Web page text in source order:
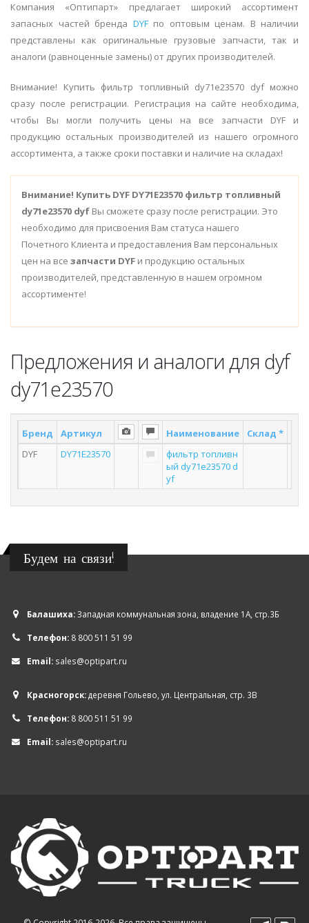
Компания «Оптипарт» предлагает широкий ассортимент
запасных частей бренда DYFпо оптовым ценам. В наличии
представлены как оригинальные грузовые запчасти, так и
аналоги (равноценные замены) от других производителей.
Внимание! Купить фильтр топливный dy71e23570 dyf можно
сразу после регистрации. Регистрация на сайте необходима,
чтобы Вы могли получить цены на все запчасти DYF и
продукцию остальных производителей из нашего огромного
ассортимента, а также сроки поставки и наличие на складах!
Внимание! Купить DYF DY71E23570 фильтр топливный
dy71e23570 dyf Вы сможете сразу после регистрации. Это
необходимо для присвоения Вам статуса нашего
Почетного Клиента и предоставления Вам персональных
цен на все запчасти DYF и продукцию остальных
производителей, представленную в нашем огромном
ассортименте!
Предложения и аналоги для dyf
dy71e23570
Бренд Артикул Наименование Склад *
DYF
DY71E23570
фильтр топливн
ый dy71e23570 d
yf
Будем на связи!
Балашиха:Западная коммунальная зона, владение 1А, стр.3Б
Телефон: 8 800 511 51 99
Email: sales@optipart.ru
Красногорск:деревня Гольево, ул. Центральная, стр. 3В
Телефон: 8 800 511 51 99
Email: sales@optipart.ru